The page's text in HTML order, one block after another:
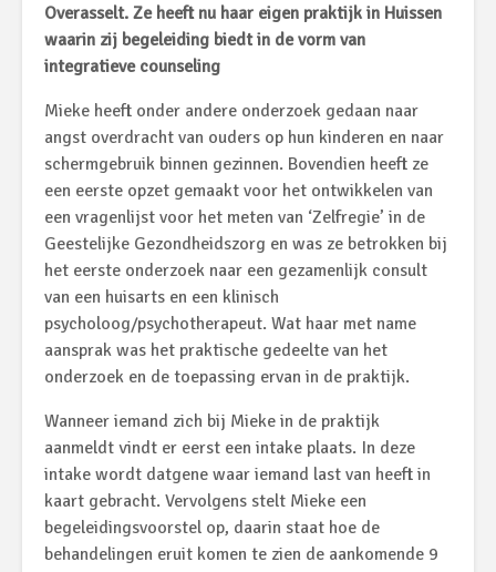
Overasselt. Ze heeft nu haar eigen praktijk in Huissen
waarin zij begeleiding biedt in de vorm van
integratieve counseling
Mieke heeft onder andere onderzoek gedaan naar
angst overdracht van ouders op hun kinderen en naar
schermgebruik binnen gezinnen. Bovendien heeft ze
een eerste opzet gemaakt voor het ontwikkelen van
een vragenlijst voor het meten van ‘Zelfregie’ in de
Geestelijke Gezondheidszorg en was ze betrokken bij
het eerste onderzoek naar een gezamenlijk consult
van een huisarts en een klinisch
psycholoog/psychotherapeut. Wat haar met name
aansprak was het praktische gedeelte van het
onderzoek en de toepassing ervan in de praktijk.
Wanneer iemand zich bij Mieke in de praktijk
aanmeldt vindt er eerst een intake plaats. In deze
intake wordt datgene waar iemand last van heeft in
kaart gebracht. Vervolgens stelt Mieke een
begeleidingsvoorstel op, daarin staat hoe de
behandelingen eruit komen te zien de aankomende 9